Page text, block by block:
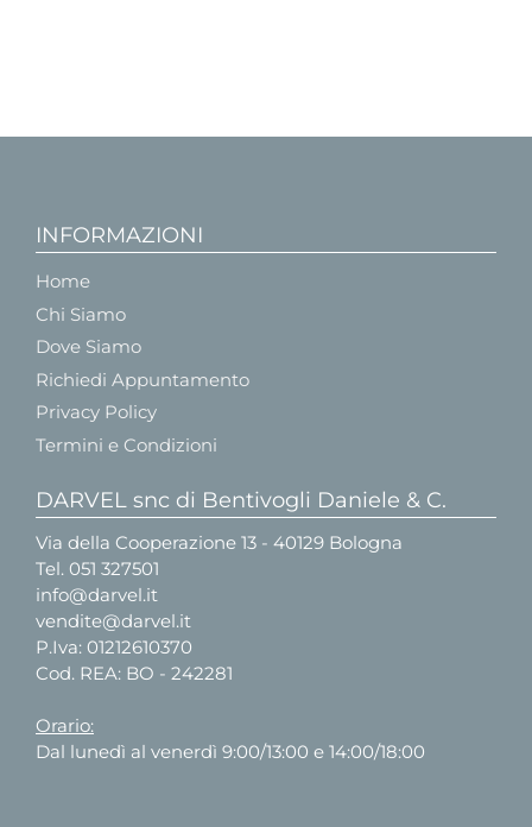
INFORMAZIONI
Home
Chi Siamo
Dove Siamo
Richiedi Appuntamento
Privacy Policy
Termini e Condizioni
DARVEL snc di Bentivogli Daniele & C.
Via della Cooperazione 13 - 40129 Bologna
Tel. 051 327501
info@darvel.it
vendite@darvel.it
P.Iva: 01212610370
Cod. REA: BO - 242281
Orario:
Dal lunedì al venerdì 9:00/13:00 e 14:00/18:00